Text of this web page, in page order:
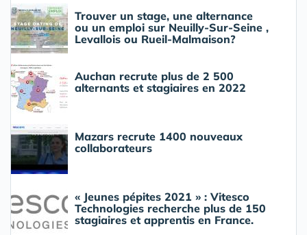
Trouver un stage, une alternance
ou un emploi sur Neuilly-Sur-Seine ,
Levallois ou Rueil-Malmaison?
Auchan recrute plus de 2 500
alternants et stagiaires en 2022
Mazars recrute 1400 nouveaux
collaborateurs
« Jeunes pépites 2021 » : Vitesco
Technologies recherche plus de 150
stagiaires et apprentis en France.